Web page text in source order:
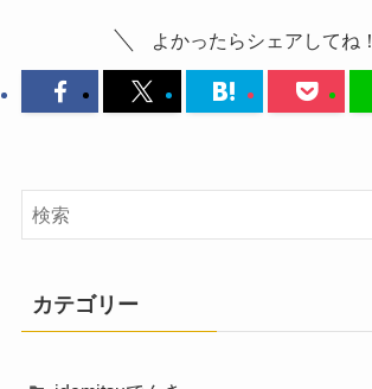
よかったらシェアしてね！
カテゴリー